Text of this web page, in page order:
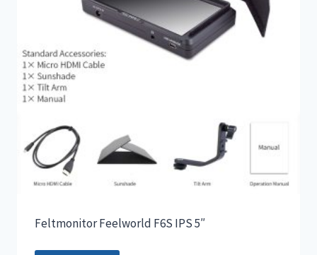
Feltmonitor Feelworld F6S IPS 5″